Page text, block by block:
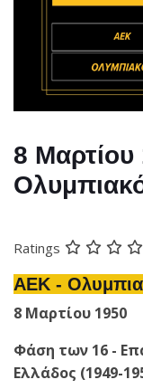
8
Ratings
ΑΕΚ -
8 Μαρτίου 1950
Φάση των 16 -
Ελλάδος (1949-